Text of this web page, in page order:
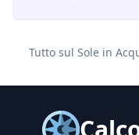
Tutto sul Sole in